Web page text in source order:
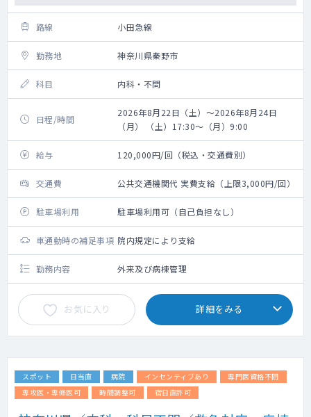
路線 小田急線
勤務地 神奈川県秦野市
科目 内科・不問
日程/時間
2026年8月22日（土）～2026年8月24日
（月） （土）17:30～（月）9:00
給与 120,000円/回（税込・交通費別）
交通費 公共交通機関代 実費支給（上限3,000円/回）
駐車場利用 駐車場利用可（自己負担なし）
車通勤時の補足事項 院内規定により支給
勤務内容 外来及び病棟管理
お気に入り 詳細をみる
スポット 日当直 病院 インセンティブあり
専門医資格不問
専攻医・専修医可
時間調整可 宿日直許可